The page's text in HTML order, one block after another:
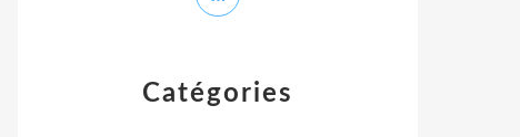
Catégories